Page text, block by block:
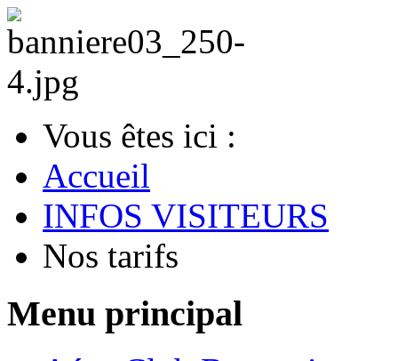
Vous êtes ici :
Accueil
INFOS VISITEURS
Nos tarifs
Menu principal